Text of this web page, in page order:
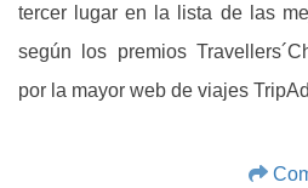
tercer lugar en la lista de las
según los premios
por la mayor web de viajes